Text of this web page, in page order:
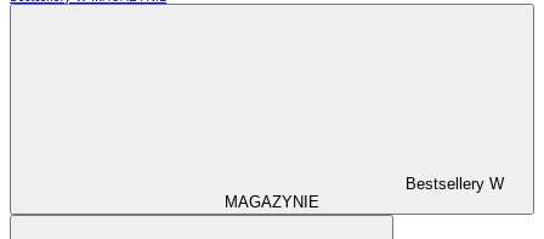
Bestsellery W
MAGAZYNIE